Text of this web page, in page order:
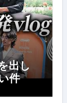
出し
件